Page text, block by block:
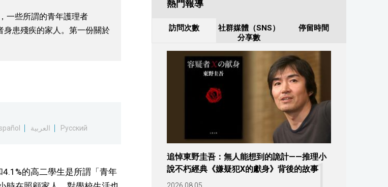
一些所謂的青年護理者
身患殘疾的家人。第一份關於
العربية Русский
的高二學生是所謂「青年
熱門報導
訪問次數
社群媒體（SNS）
分享數
停留時間
1
追悼東野圭吾：無人能想到的詭計——推理小
說不朽經典《嫌疑犯X的獻身》背後的故事
2026.08.05